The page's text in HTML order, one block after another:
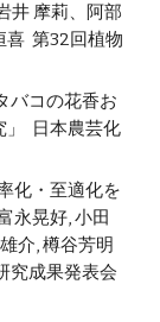
井 摩莉、阿部
喜 第32回植物
バコの花香お
」 日本農芸化
化・至適化を
永晃好, 小田
介, 樽谷芳明
成果発表会